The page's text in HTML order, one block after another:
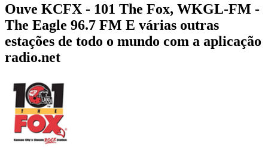
Ouve KCFX - 101 The Fox, WKGL-FM -
The Eagle 96.7 FM E várias outras
estações de todo o mundo com a aplicação
radio.net